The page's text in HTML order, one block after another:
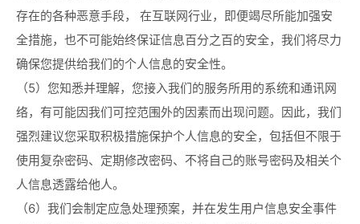
存在的各种恶意手段， 在互联网行业，即便竭尽所能加强安
全措施，也不可能始终保证信息百分之百的安全，我们将尽力
确保您提供给我们的个人信息的安全性。
（5）您知悉并理解，您接入我们的服务所用的系统和通讯网
络，有可能因我们可控范围外的因素而出现问题。因此，我们
强烈建议您采取积极措施保护个人信息的安全，包括但不限于
使用复杂密码、定期修改密码、不将自己的账号密码及相关个
人信息透露给他人。
（6）我们会制定应急处理预案，并在发生用户信息安全事件